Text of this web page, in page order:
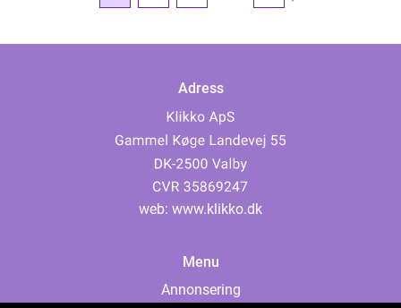
Adress
web: www.klikko.dk
Menu
Annonsering